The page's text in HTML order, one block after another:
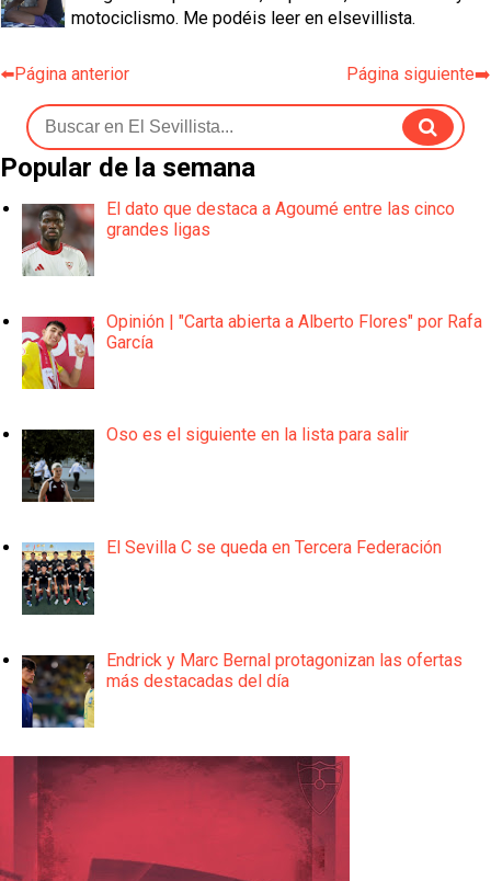
motociclismo. Me podéis leer en elsevillista.
⬅️Página anterior Página siguiente➡️
Popular de la semana
El dato que destaca a Agoumé entre las cinco
grandes ligas
Opinión | "Carta abierta a Alberto Flores" por Rafa
García
Oso es el siguiente en la lista para salir
El Sevilla C se queda en Tercera Federación
Endrick y Marc Bernal protagonizan las ofertas
más destacadas del día